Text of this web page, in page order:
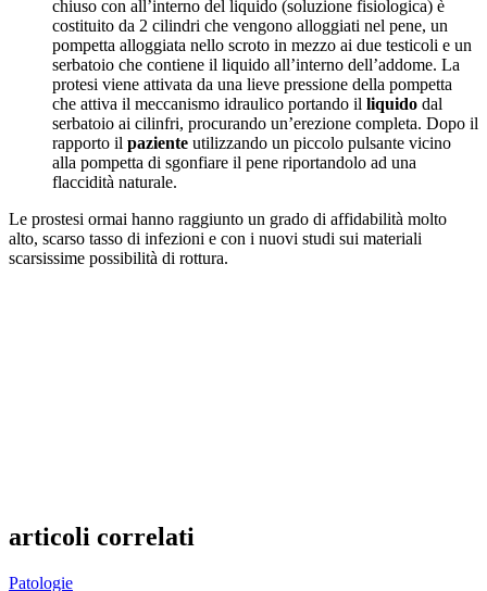
chiuso con all’interno del liquido (soluzione fisiologica) è
costituito da 2 cilindri che vengono alloggiati nel pene, un
pompetta alloggiata nello scroto in mezzo ai due testicoli e un
serbatoio che contiene il liquido all’interno dell’addome. La
protesi viene attivata da una lieve pressione della pompetta
che attiva il meccanismo idraulico portando il liquido dal
serbatoio ai cilinfri, procurando un’erezione completa. Dopo il
rapporto il paziente utilizzando un piccolo pulsante vicino
alla pompetta di sgonfiare il pene riportandolo ad una
flaccidità naturale.
Le prostesi ormai hanno raggiunto un grado di affidabilità molto
alto, scarso tasso di infezioni e con i nuovi studi sui materiali
scarsissime possibilità di rottura.
articoli correlati
Patologie